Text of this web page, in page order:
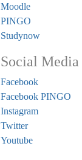
Moodle
PINGO
Studynow
Social Media
Facebook
Facebook PINGO
Instagram
Twitter
Youtube